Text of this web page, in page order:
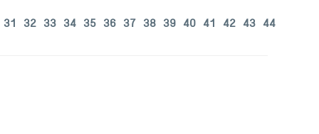
31 32 33 34 35 36 37 38 39 40 41 42 43 44